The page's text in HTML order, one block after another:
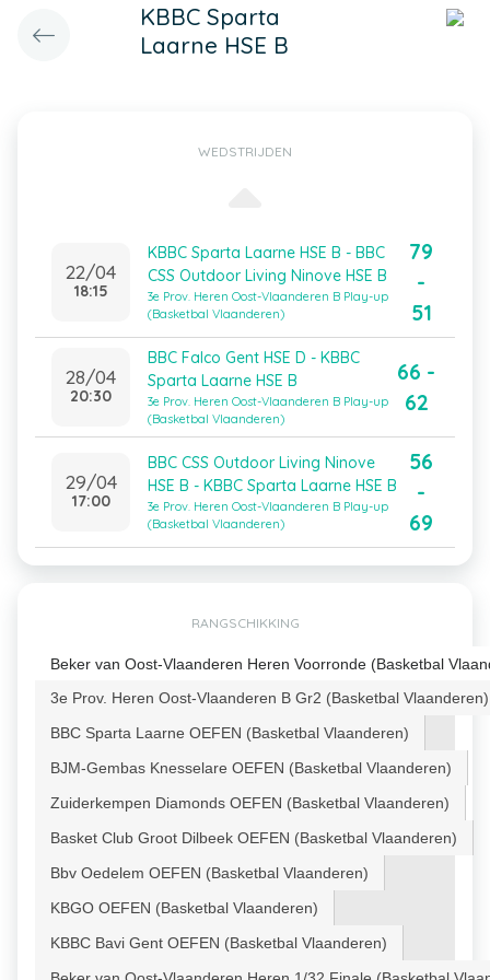
KBBC Sparta
Laarne HSE B
WEDSTRIJDEN
22/04
18:15
KBBC Sparta Laarne HSE B - BBC
CSS Outdoor Living Ninove HSE B
3e Prov. Heren Oost-Vlaanderen B Play-up
(Basketbal Vlaanderen)
79
-
51
28/04
20:30
BBC Falco Gent HSE D - KBBC
Sparta Laarne HSE B
3e Prov. Heren Oost-Vlaanderen B Play-up
(Basketbal Vlaanderen)
66 -
62
29/04
17:00
BBC CSS Outdoor Living Ninove
HSE B - KBBC Sparta Laarne HSE B
3e Prov. Heren Oost-Vlaanderen B Play-up
(Basketbal Vlaanderen)
56
-
69
RANGSCHIKKING
Beker van Oost-Vlaanderen Heren Voorronde (Basketbal
3e Prov. Heren Oost-Vlaanderen B Gr2 (Basketbal Vlaanderen)
BBC Sparta Laarne OEFEN (Basketbal Vlaanderen)
BJM-Gembas Knesselare OEFEN (Basketbal Vlaanderen)
Zuiderkempen Diamonds OEFEN (Basketbal Vlaanderen)
Basket Club Groot Dilbeek OEFEN (Basketbal Vlaanderen)
Bbv Oedelem OEFEN (Basketbal Vlaanderen)
KBGO OEFEN (Basketbal Vlaanderen)
KBBC Bavi Gent OEFEN (Basketbal Vlaanderen)